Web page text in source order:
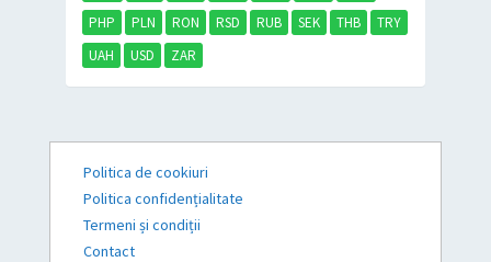
PHP
PLN RON RSD RUB SEK THB
TRY
UAH
USD ZAR
Politica de cookiuri
Politica confidențialitate
Termeni și condiții
Contact